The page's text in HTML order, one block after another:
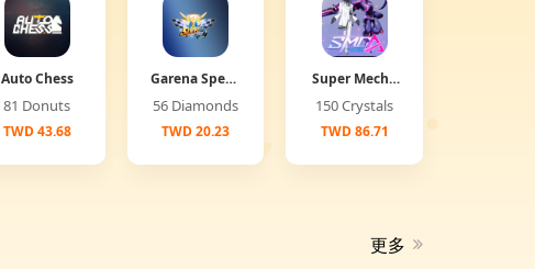
Auto Chess
81 Donuts
TWD 43.68
Garena Speed
Drifter
56 Diamonds
TWD 20.23
Super Mecha
Champions
150 Crystals
TWD 86.71
更多